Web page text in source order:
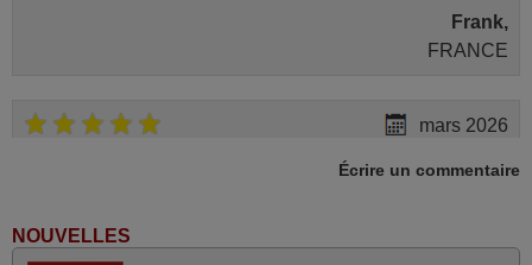
Frank,
FRANCE
mars 2026
Écrire un commentaire
NOUVELLES